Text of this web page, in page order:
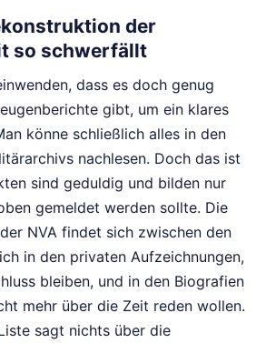
der
so schwerfällt
dass es doch genug
gibt, um ein klares
könne schließlich alles in den
nachlesen. Doch das ist
sind geduldig und bilden nur
gemeldet werden sollte. Die
NVA findet sich zwischen den
in den privaten Aufzeichnungen,
bleiben, und in den Biografien
mehr über die Zeit reden wollen.
sagt nichts über die